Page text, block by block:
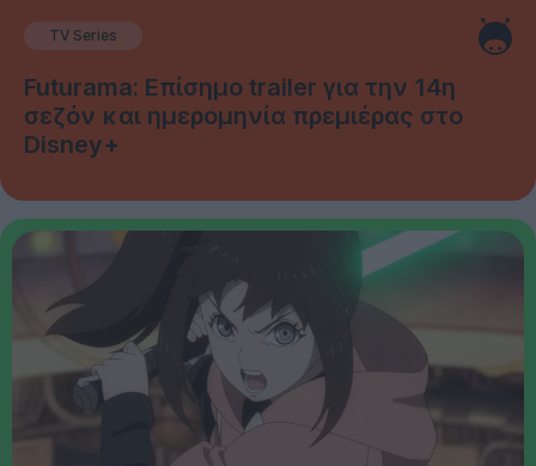
TV Series
Futurama: Επίσημο trailer για την 14η
σεζόν και ημερομηνία πρεμιέρας στο
Disney+